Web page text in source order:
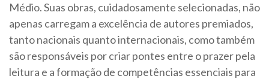
Médio. Suas obras, cuidadosamente selecionadas, não
apenas carregam a excelência de autores premiados,
tanto nacionais quanto internacionais, como também
são responsáveis por criar pontes entre o prazer pela
leitura e a formação de competências essenciais para